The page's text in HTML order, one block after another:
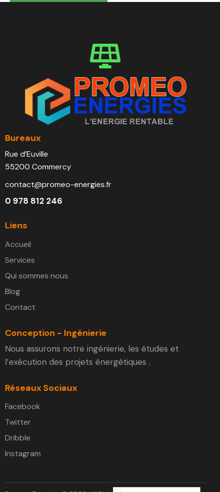
Bureaux
Rue d’Euville
55200 Commercy
contact@promeo-energies.fr
0 978 812 246
Liens
Accueil
Services
Qui sommes nous
Blog
Contact
Conception - Ingénierie
Nous assurons notre ingénierie, les études et
l’exécution des projets énergétiques .
Réseaux Sociaux
Facebook
Twitter
Dribble
Instagram